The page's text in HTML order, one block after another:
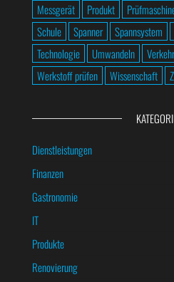
Messgerät
Produkt
Schule
Spanner Spannsystem
Technologie
Umwandeln Verkehr
Werkstoff prüfen
Wissenschaft
Dienstleistungen
Finanzen
Gastronomie
IT
Produkte
Renovierung